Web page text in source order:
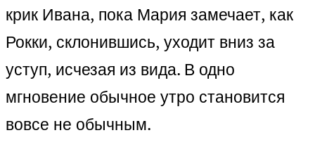
крик Ивана, пока Мария замечает, как
Рокки, склонившись, уходит вниз за
уступ, исчезая из вида. В одно
мгновение обычное утро становится
вовсе не обычным.